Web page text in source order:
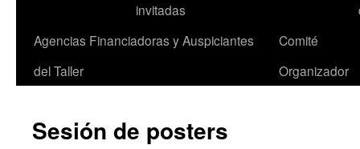
invitadas
Agencias Financiadoras y Auspiciantes
del Taller
Comité
Organizador
Sesión de posters